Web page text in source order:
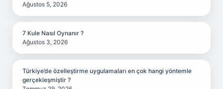
Ağustos 5, 2026
7 Kule Nasıl Oynanır ?
Ağustos 3, 2026
Türkiye’de özelleştirme uygulamaları en çok hangi yöntemle
gerçekleşmiştir ?